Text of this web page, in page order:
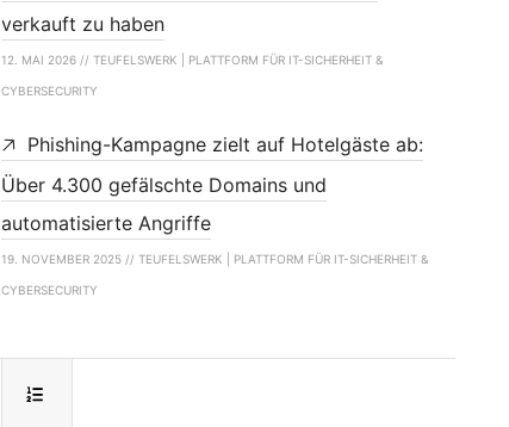
verkauft zu haben
12. MAI 2026 // TEUFELSWERK | PLATTFORM FÜR IT-SICHERHEIT &
CYBERSECURITY
Phishing-Kampagne zielt auf Hotelgäste ab:
Über 4.300 gefälschte Domains und
automatisierte Angriffe
19. NOVEMBER 2025 // TEUFELSWERK | PLATTFORM FÜR IT-SICHERHEIT &
CYBERSECURITY